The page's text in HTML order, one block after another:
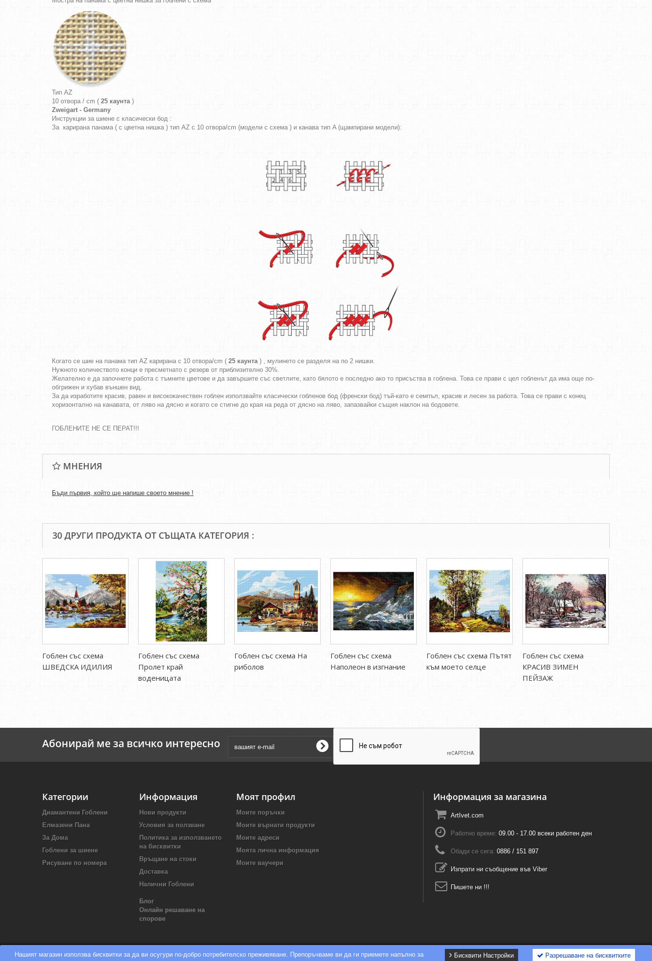
Нашият магазин използва бисквитки за да ви осугури по-добро потребителско преживяване. Препоръчваме ви да ги приемете напълно за
Разрешаване на бисквитките
Бисквити Настройки
Тип AZ
10 отвора / cm ( 25 каунта)
Zweigart - Germany
Инструкции за шиене с класически бод :
За карирана панама ( с цветна нишка ) тип AZ с 10 отвора/cm (модели с схема ) и канава тип A (щампирани модели):
Когато се шие на панама тип AZ карирана с 10 отвора/cm ( 25 каунта) , мулинето се разделя на по 2 нишки.
Нужното количеството конци е пресметнато с резерв от приблизително 30%.
Желателно е да започнете работа с тъмните цветове и да завършите със светлите, като бялото е последно ако то присъства в гоблена. Това се прави с цел гобленът да има още по-
обгрижен и хубав външен вид.
За да изработите красив, равен и висококачествен гоблен използвайте класически гобленов бод (френски бод) тъй-като е семпъл, красив и лесен за работа. Това се прави с конец
хоризонтално на канавата, от ляво на дясно и когато се стигне до края на реда от дясно на ляво, запазвайки същия наклон на бодовете.
ГОБЛЕНИТЕ НЕ СЕ ПЕРАТ!!!
МНЕНИЯ
Бъди първия, който ще напише своето мнение !
30 ДРУГИ ПРОДУКТА ОТ СЪЩАТА КАТЕГОРИЯ :
Гоблен със схема
ШВЕДСКА ИДИЛИЯ
Гоблен със схема
Пролет край
воденицата
Гоблен със схема На
риболов
Гоблен със схема
Наполеон в изгнание
Гоблен със схема Пътят
към моето селце
Гоблен със схема
КРАСИВ ЗИМЕН
ПЕЙЗАЖ
Абонирай ме за всичко интересно
Категории
Диамантени Гоблени
Елмазени Пана
За Дома
Гоблени за шиене
Рисуване по номера
Информация
Нови продукти
Условия за ползване
Политика за използването
на бисквитки
Връщане на стоки
Доставка
Налични Гоблени
Блог
Онлайн решаване на
спорове
Моят профил
Моите поръчки
Моите върнати продукти
Моите адреси
Моята лична информация
Моите ваучери
Информация за магазина
ArtIvet.com
Работно време: 09.00 - 17.00 всеки работен ден
Обади се сега: 0886 / 151 897
Изпрати ни съобщение във Viber
Пишете ни !!!